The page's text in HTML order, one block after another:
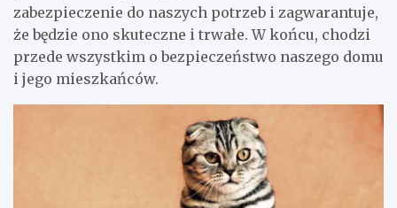
zabezpieczenie do naszych potrzeb i zagwarantuje,
że będzie ono skuteczne i trwałe. W końcu, chodzi
przede wszystkim o bezpieczeństwo naszego domu
i jego mieszkańców.